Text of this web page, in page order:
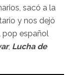
sacó a la
y nos dejó
pop español
, Lucha de